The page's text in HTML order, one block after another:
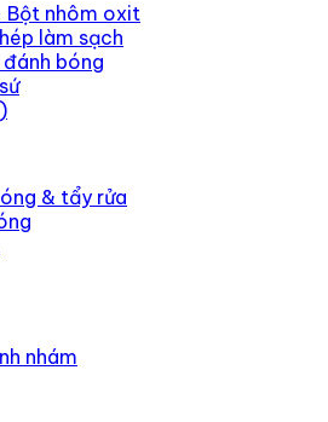
Bột nhôm oxit
làm sạch
đánh bóng
& tẩy rửa
nhám